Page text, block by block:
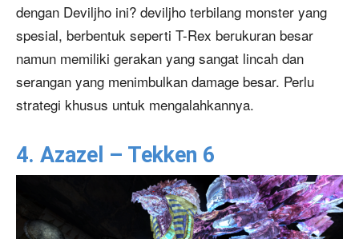
dengan Deviljho ini? deviljho terbilang monster yang
spesial, berbentuk seperti T-Rex berukuran besar
namun memiliki gerakan yang sangat lincah dan
serangan yang menimbulkan damage besar. Perlu
strategi khusus untuk mengalahkannya.
4. Azazel – Tekken 6